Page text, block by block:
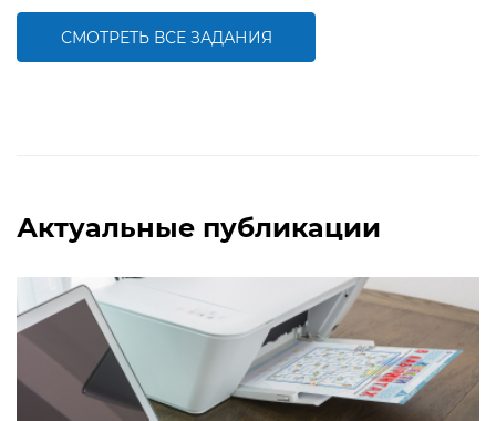
СМОТРЕТЬ ВСЕ ЗАДАНИЯ
Актуальные публикации